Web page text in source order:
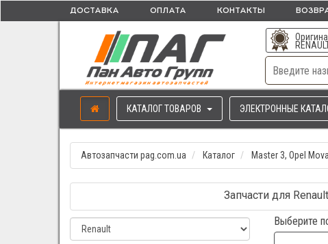
ДОСТАВКА ОПЛАТА КОНТАКТЫ
КАТАЛОГ ТОВАРОВ ЭЛЕКТРОННЫЕ
Автозапчасти pag.com.ua Каталог Master 3, Opel
Запчасти для
Выберите